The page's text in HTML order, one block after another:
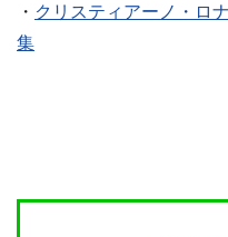
・ クリスティアーノ・ロ
集